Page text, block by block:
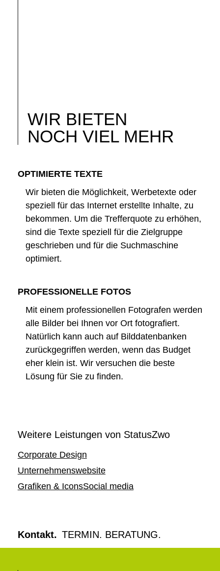
WIR BIETEN
NOCH VIEL MEHR
OPTIMIERTE TEXTE
Wir bieten die Möglichkeit, Werbetexte oder
speziell für das Internet erstellte Inhalte, zu
bekommen. Um die Trefferquote zu erhöhen,
sind die Texte speziell für die Zielgruppe
geschrieben und für die Suchmaschine
optimiert.
PROFESSIONELLE FOTOS
Mit einem professionellen Fotografen werden
alle Bilder bei Ihnen vor Ort fotografiert.
Natürlich kann auch auf Bilddatenbanken
zurückgegriffen werden, wenn das Budget
eher klein ist. Wir versuchen die beste
Lösung für Sie zu finden.
Weitere Leistungen von StatusZwo
Corporate Design
Unternehmenswebsite
Grafiken & IconsSocial media
Kontakt. TERMIN. BERATUNG.